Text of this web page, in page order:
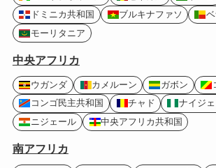
ドミニカ共和国
ブルキナファソ
モーリタニア
中央アフリカ
ウガンダ カメルーン ガボン
コンゴ民主共和国
チャド
ナイジ
ニジェール
中央アフリカ共和国
南アフリカ